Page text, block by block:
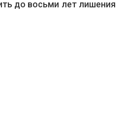
до восьми лет лишения